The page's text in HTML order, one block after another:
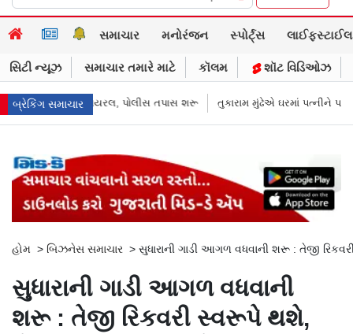
સમાચાર મનોરંજન સ્પોર્ટ્સ લાઈફસ્ટાઈલ
સિટી ન્યૂઝ સમાચાર તમારે માટે કૉલમ શૉટ વિડિઓઝ
બ્રેકિંગ સમાચાર
શરૂ તુકારામ મુંઢેએ ઘરમાં પત્નીને પણ નોટીસ ફટકારી છે? FDA કમિશનરે
હોમ > બિઝનેસ સમાચાર > સુધારાની ગાડી આગળ વધવાની શરૂ : તેજી
સુધારાની ગાડી આગળ વધવાની
શરૂ : તેજી રિકવરી સ્વરૂપે થશે,